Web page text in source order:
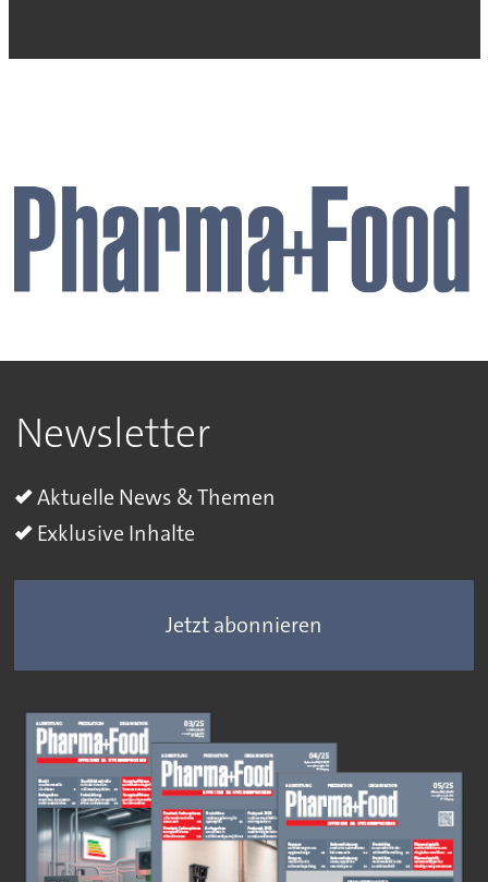
Newsletter
Aktuelle News & Themen
Exklusive Inhalte
Jetzt abonnieren